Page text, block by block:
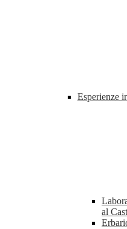
Esperienze
al